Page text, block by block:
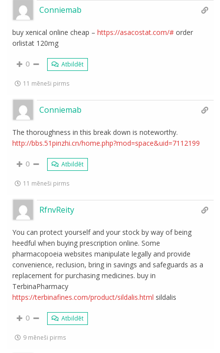
Conniemab
buy xenical online cheap –https://asacostat.com/# order
orlistat 120mg
0 Atbildēt
11 mēneši pirms
Conniemab
The thoroughness in this break down is noteworthy.
http://bbs.51pinzhi.cn/home.php?mod=space&uid=7112199
0 Atbildēt
11 mēneši pirms
RfnvReity
You can protect yourself and your stock by way of being
heedful when buying prescription online. Some
pharmacopoeia websites manipulate legally and provide
convenience, reclusion, bring in savings and safeguards as a
replacement for purchasing medicines. buy in
TerbinaPharmacy
https://terbinafines.com/product/sildalis.html sildalis
0 Atbildēt
9 mēneši pirms